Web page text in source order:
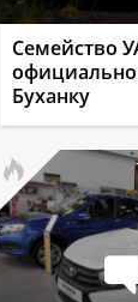
Семейство
Буханку